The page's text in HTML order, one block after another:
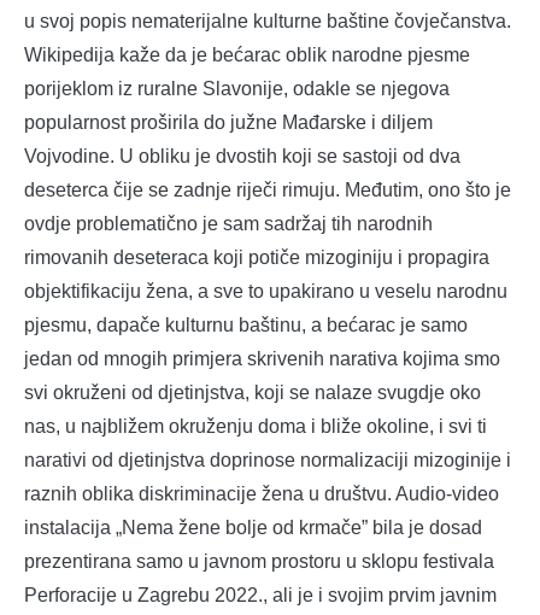
u svoj popis nematerijalne kulturne baštine čovječanstva.
Wikipedija kaže da je bećarac oblik narodne pjesme
porijeklom iz ruralne Slavonije, odakle se njegova
popularnost proširila do južne Mađarske i diljem
Vojvodine. U obliku je dvostih koji se sastoji od dva
deseterca čije se zadnje riječi rimuju. Međutim, ono što je
ovdje problematično je sam sadržaj tih narodnih
rimovanih deseteraca koji potiče mizoginiju i propagira
objektifikaciju žena, a sve to upakirano u veselu narodnu
pjesmu, dapače kulturnu baštinu, a bećarac je samo
jedan od mnogih primjera skrivenih narativa kojima smo
svi okruženi od djetinjstva, koji se nalaze svugdje oko
nas, u najbližem okruženju doma i bliže okoline, i svi ti
narativi od djetinjstva doprinose normalizaciji mizoginije i
raznih oblika diskriminacije žena u društvu. Audio-video
instalacija „Nema žene bolje od krmače” bila je dosad
prezentirana samo u javnom prostoru u sklopu festivala
Perforacije u Zagrebu 2022., ali je i svojim prvim javnim